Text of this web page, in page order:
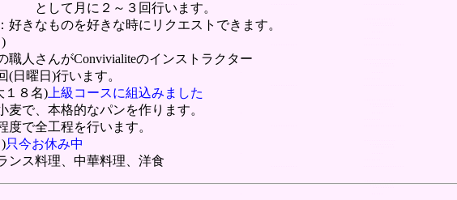
３回行います。
ものを好きな時にリクエストできます。
んがConvivialiteのインストラクター
日)行います。
１８名) 上級コースに組込みました
本格的なパンを作ります。
全工程を行います。
只今お休み中
料理、中華料理、洋食